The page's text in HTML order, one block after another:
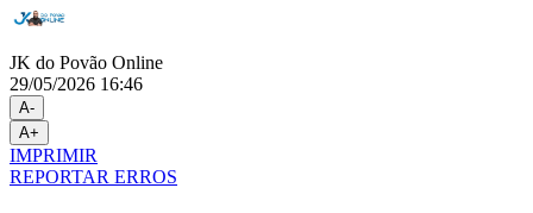
JK do Povão Online
29/05/2026 16:46
A-
A+
IMPRIMIR
REPORTAR ERROS